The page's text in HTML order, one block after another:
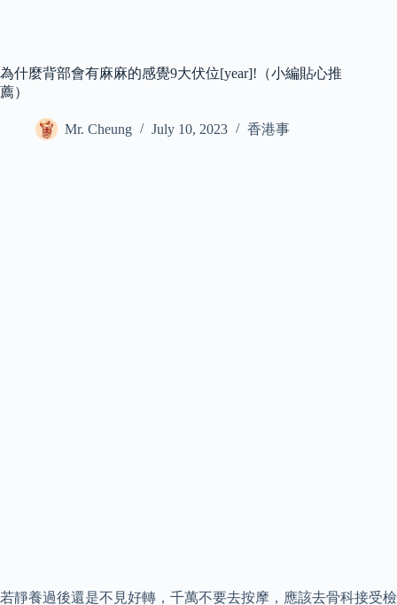
為什麼背部會有麻麻的感覺9大伏位[year]!（小編貼心推
薦）
Mr. Cheung July 10, 2023 香港事
若靜養過後還是不見好轉，千萬不要去按摩，應該去骨科接受檢